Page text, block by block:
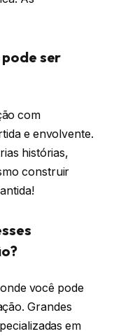
ser
com
e envolvente.
histórias,
construir
você pode
Grandes
em